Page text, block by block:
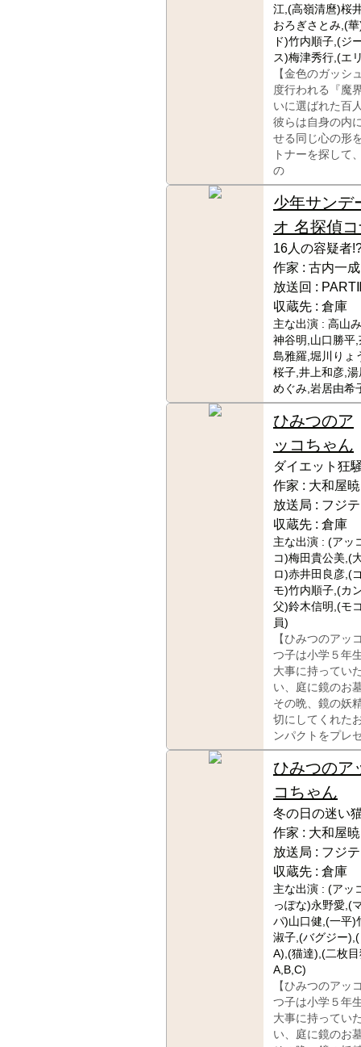
江,(高嶺清麿)桜
おろぎさとみ,(
ド)竹内順子,(ジ
ス)梅津秀行,(エ
【金色のガッ
度行われる『魔
いに選ばれた百
彼らは自身の内
せる同じ心の形
トナーを探して
の
少年サンデ
オ 名探偵
16人の容疑者
作家 : 古内一成
放送回 :
収蔵先 : 倉庫
主な出演 : 高山
神谷明,山口勝平
島雅羅,堀川りょ
桜子,井上和彦,
めぐみ,岩居由希
ひみつのア
ッコちゃん
ダイエット狂
作家 : 大和屋暁
放送局 : フジ
収蔵先 : 倉庫
主な出演 : (アッ
コ)梅田貴公美,(
ロ)赤井田良彦,(
モ)竹内順子,(カ
父)鈴木信明,(モ
員)
【ひみつのアッ
つ子は小学５年
大事に持ってい
い、庭に鏡のお
その晩、鏡の妖
切にしてくれた
ンパクトをプレ
ひみつのア
コちゃん
冬の日の迷い
作家 : 大和屋暁
放送局 : フジ
収蔵先 : 倉庫
主な出演 : (アッ
っぽな)永野愛,(
パ)山口健,(一平)
淑子,(バグジー
A),(猫達),(二枚
A,B,C)
【ひみつのアッ
つ子は小学５年
大事に持ってい
い、庭に鏡のお